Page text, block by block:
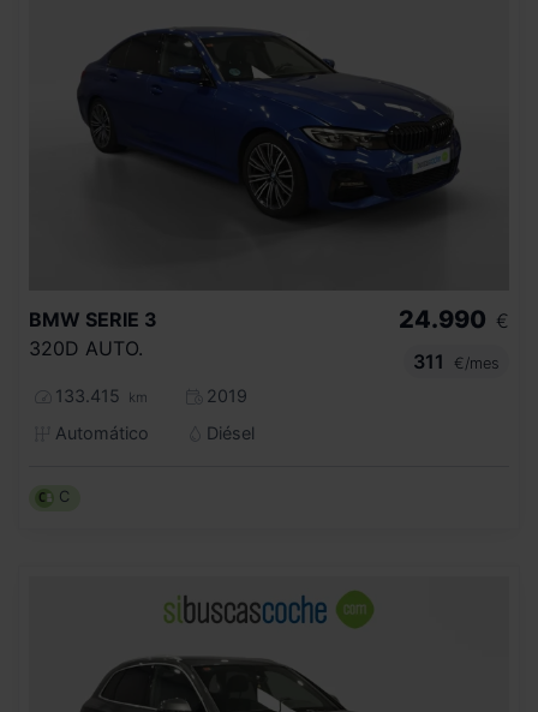
BMW SERIE 3
320D AUTO.
133.415 km
2019
Automático
Diésel
24.990 €
311
€/mes
C